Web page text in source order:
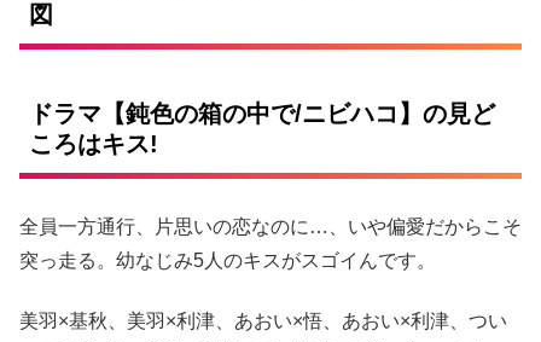
図
ドラマ【鈍色の箱の中で/ニビハコ】の見ど
ころはキス!
全員一方通行、片思いの恋なのに…、いや偏愛だからこそ
突っ走る。幼なじみ5人のキスがスゴイんです。
美羽×基秋、美羽×利津、あおい×悟、あおい×利津、つい